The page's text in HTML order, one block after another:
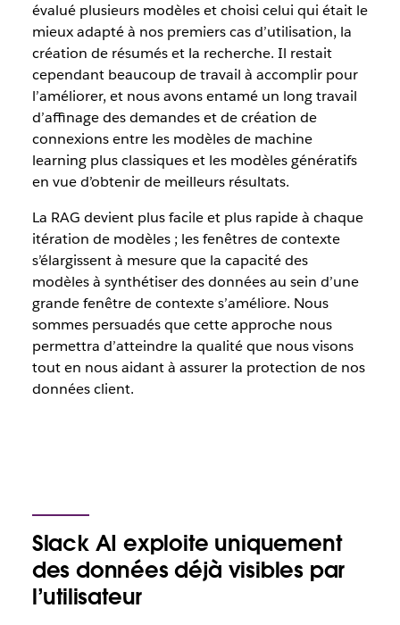
évalué plusieurs modèles et choisi celui qui était le
mieux adapté à nos premiers cas d’utilisation, la
création de résumés et la recherche. Il restait
cependant beaucoup de travail à accomplir pour
l’améliorer, et nous avons entamé un long travail
d’affinage des demandes et de création de
connexions entre les modèles de machine
learning plus classiques et les modèles génératifs
en vue d’obtenir de meilleurs résultats.
La RAG devient plus facile et plus rapide à chaque
itération de modèles ; les fenêtres de contexte
s’élargissent à mesure que la capacité des
modèles à synthétiser des données au sein d’une
grande fenêtre de contexte s’améliore. Nous
sommes persuadés que cette approche nous
permettra d’atteindre la qualité que nous visons
tout en nous aidant à assurer la protection de nos
données client.
Slack AI exploite uniquement
des données déjà visibles par
l’utilisateur